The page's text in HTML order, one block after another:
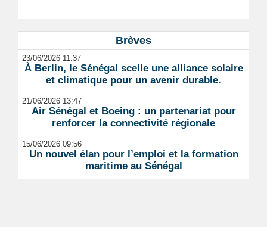
Brèves
23/06/2026 11:37
À Berlin, le Sénégal scelle une alliance solaire
et climatique pour un avenir durable.
21/06/2026 13:47
Air Sénégal et Boeing : un partenariat pour
renforcer la connectivité régionale
15/06/2026 09:56
Un nouvel élan pour l’emploi et la formation
maritime au Sénégal